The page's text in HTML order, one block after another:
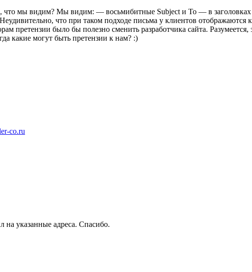
что мы видим? Мы видим: — восьмибитные Subject и To — в
что при таком подходе письма у клиентов
претензии было бы полезно сменить разработчика сайта.
какие могут быть претензии к нам? :)
co.ru
указанные адреса. Спасибо.